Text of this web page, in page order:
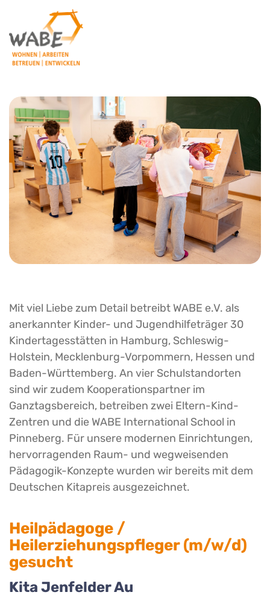
Heilpädagoge /
Heilerziehungspfleger (m/w/d)
gesucht
Kita Jenfelder Au
Mit viel Liebe zum Detail betreibt WABE e.V. als
anerkannter Kinder- und Jugendhilfeträger 30
Kindertagesstätten in Hamburg, Schleswig-
Holstein, Mecklenburg-Vorpommern, Hessen und
Baden-Württemberg. An vier Schulstandorten
sind wir zudem Kooperationspartner im
Ganztagsbereich, betreiben zwei Eltern-Kind-
Zentren und die WABE International School in
Pinneberg. Für unsere modernen Einrichtungen,
hervorragenden Raum- und wegweisenden
Pädagogik-Konzepte wurden wir bereits mit dem
Deutschen Kitapreis ausgezeichnet.